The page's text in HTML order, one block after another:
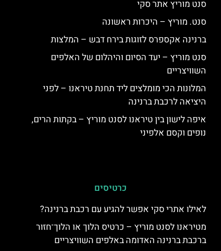
סנט מוריץ אתר סקי
סנט. מוריץ – היכרות ראשונה
ברנינה אקספרס לזוגות בירח דבש – המלצות
סנט מוריץ – יעד הסיום והיהלום של האלפים
השוויצריים
המלונות הכי מומלצים ליד תחנת טיראנו – לפני
היציאה לרכבת ברנינה
איפה לישון בין טיראנו לסנט מוריץ – בקתות הרים,
נופים וקסם אלפיני
כרטיסים
לאילו אתרי סקי אפשר להגיע עם רכבת ברנינה?
מטיראנו לסנט מוריץ – כרטיס הלוך או הלוך־חזור
ברכבת ברנינה האדומה באלפים השוויצריים